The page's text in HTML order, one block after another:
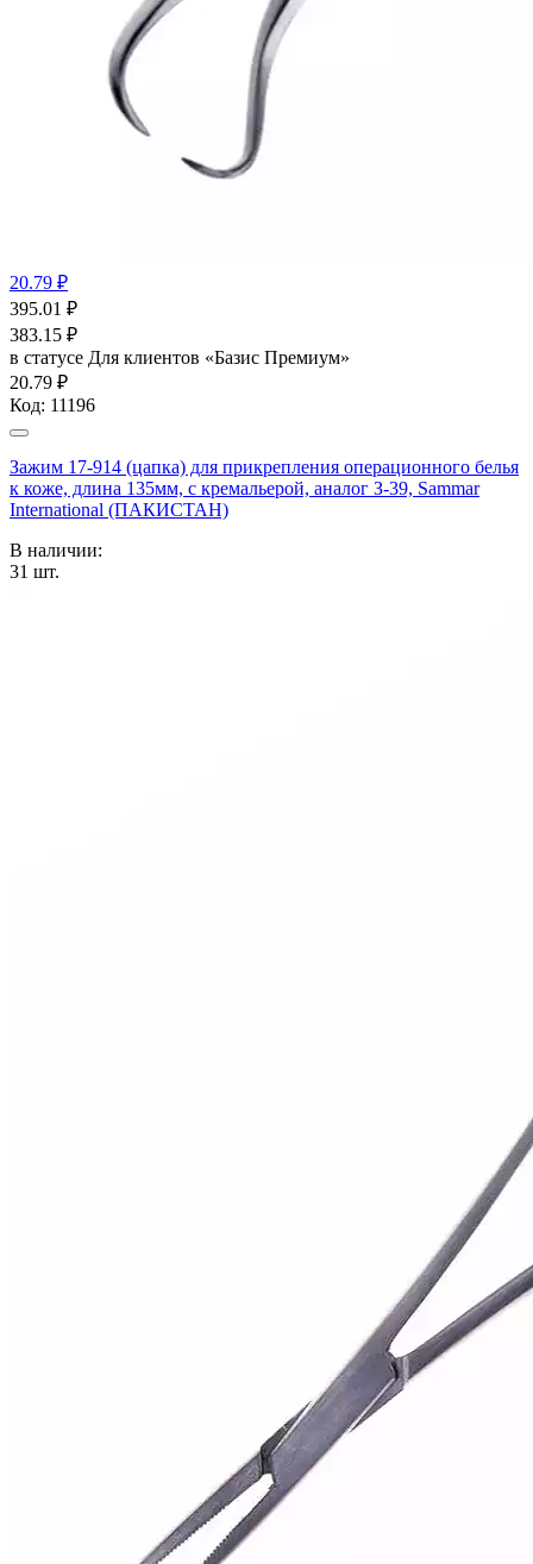
20.79 ₽
395.01 ₽
383.15 ₽
в статусе Для клиентов «Базис Премиум»
20.79 ₽
Код: 11196
Зажим 17-914 (цапка) для прикрепления операционного белья
к коже, длина 135мм, с кремальерой, аналог З-39, Sammar
International (ПАКИСТАН)
В наличии:
31 шт.